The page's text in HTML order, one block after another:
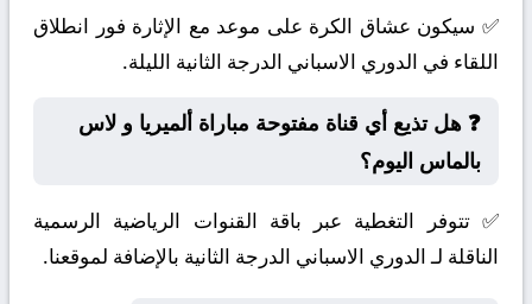
✅ سيكون عشاق الكرة على موعد مع الإثارة فور انطلاق
اللقاء في الدوري الاسباني الدرجة الثانية الليلة.
❓ هل تذيع أي قناة مفتوحة مباراة ألميريا و لاس
بالماس اليوم؟
✅ تتوفر التغطية عبر باقة القنوات الرياضية الرسمية
الناقلة لـ الدوري الاسباني الدرجة الثانية بالإضافة لموقعنا.